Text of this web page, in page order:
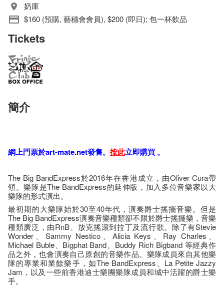
奶庫
$160 (預購, 藝穗會會員), $200 (即日); 包一杯飲品
Tickets
簡介
網​上門票於art-mate.net發售。 按​此立即購​買​ 。
The Big BandExpress於2016年在香港成立，由Oliver Cura帶
領。樂隊是The BandExpress的延伸版，加入多位音樂家以大
樂隊的形式演出。
最初期的大樂隊始於30至40年代，演奏爵士搖擺音樂。但是
The Big BandExpress演奏音樂種類卻不限於爵士搖擺樂，音樂
種類廣泛，由RnB、放克搖滾到拉丁及流行歌。除了有Stevie
Wonder、Sammy Nestico、Alicia Keys、Ray Charles、
Michael Buble、Bigphat Band、Buddy Rich Bigband 等經典作
品之外，也會演奏自己原創的音樂作品。樂隊成員來自其他樂
隊的專業和業餘樂手，如The BandExpress、La Petite Jazzy
Jam，以及一些前香港迪士樂團樂隊成員和城中活躍的爵士樂
手。